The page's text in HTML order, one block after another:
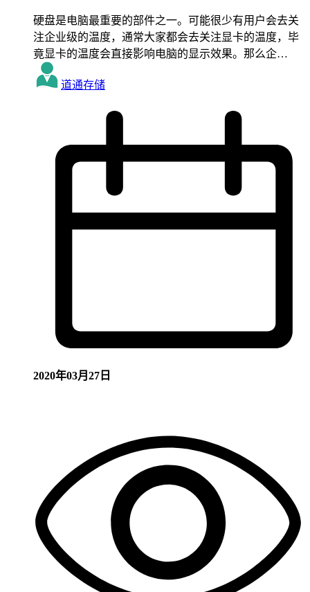
硬盘是电脑最重要的部件之一。可能很少有用户会去关
注企业级的温度，通常大家都会去关注显卡的温度，毕
竟显卡的温度会直接影响电脑的显示效果。那么企…
道通存储
2020年03月27日